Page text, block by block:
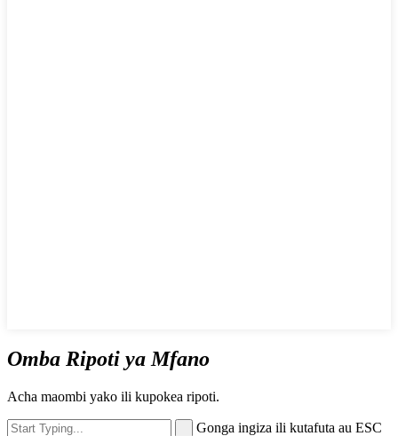
Omba Ripoti ya Mfano
Acha maombi yako ili kupokea ripoti.
Gonga ingiza ili kutafuta au ESC